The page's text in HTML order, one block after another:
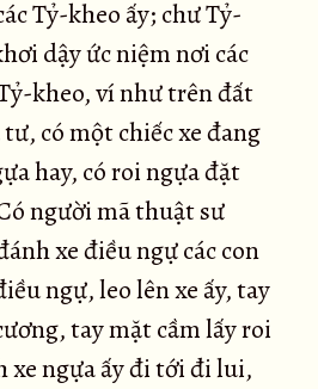
Tỷ-kheo ấy; chư Tỷ-
dậy ức niệm nơi các
kheo, ví như trên đất
có một chiếc xe đang
hay, có roi ngựa đặt
người mã thuật sư
xe điều ngự các con
ngự, leo lên xe ấy, tay
tay mặt cầm lấy roi
xe ngựa ấy đi tới đi lui,